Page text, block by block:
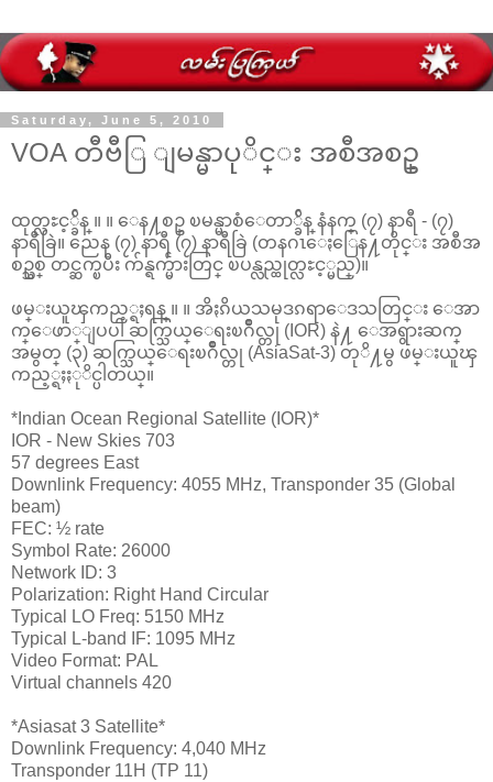
Saturday, June 5, 2010
VOA တီဗီြ ျမန္မာပုိင္း အစီအစဥ္
ထုတ္လႊင့္ခ်ိန္ ။ ။ ေန႔စဥ္ ၿမန္မာစံေတာ္ခ်ိန္ နံနက္ (၇) နာရီ - (၇)
နာရီခြဲ။ ညေန (၇) နာရီ (၇) နာရီခြဲ (တနဂၤေႏြေန႔တိုင္း အစီအ
စဥ္သစ္ တင္ဆက္ၿပီး က်န္ရက္မ်ားတြင္ ၿပန္လည္ထုတ္လႊင့္မည္)။
ဖမ္းယူၾကည့္ရႈရန္ ။ ။ အိႏၵိယသမုဒၵရာေဒသတြင္း ေအာ
က္ေဖာ္ျပပါ ဆက္သြယ္ေရးၿဂိဳလ္တု (IOR) နဲ႔ ေအရွားဆက္
အမွတ္ (၃) ဆက္သြယ္ေရးၿဂိဳလ္တု (AsiaSat-3) တုိ႔မွ ဖမ္းယူၾ
ကည့္ရႈႏုိင္ပါတယ္။
*Indian Ocean Regional Satellite (IOR)*
IOR - New Skies 703
57 degrees East
Downlink Frequency: 4055 MHz, Transponder 35 (Global
beam)
FEC: ½ rate
Symbol Rate: 26000
Network ID: 3
Polarization: Right Hand Circular
Typical LO Freq: 5150 MHz
Typical L-band IF: 1095 MHz
Video Format: PAL
Virtual channels 420
*Asiasat 3 Satellite*
Downlink Frequency: 4,040 MHz
Transponder 11H (TP 11)